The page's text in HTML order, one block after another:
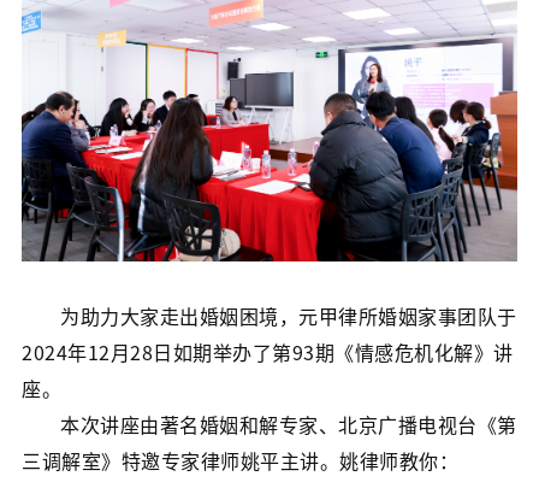
为助力大家走出婚姻困境，元甲律所婚姻家事团队于
2024年12月28日如期举办了第93期《情感危机化解》讲
座。
本次讲座由著名婚姻和解专家、北京广播电视台《第
三调解室》特邀专家律师姚平主讲。姚律师教你：